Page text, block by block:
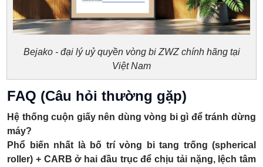
Bejako - đại lý uỷ quyền vòng bi ZWZ chính hãng tại
Việt Nam
FAQ (Câu hỏi thường gặp)
Hệ thống cuộn giấy nên dùng vòng bi gì để tránh dừng
máy?
Phổ biến nhất là bố trí vòng bi tang trống (spherical
roller) + CARB ở hai đầu trục để chịu tải nặng, lệch tâm